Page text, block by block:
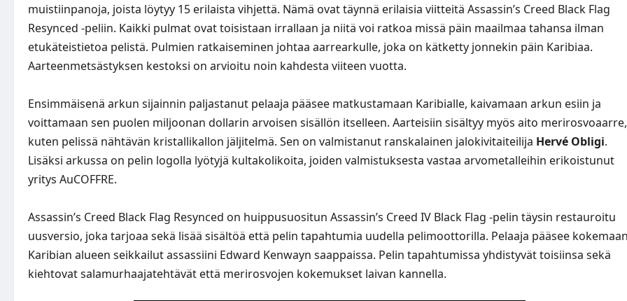
muistiinpanoja, joista löytyy 15 erilaista vihjettä. Nämä ovat täynnä erilaisia viitteitä Assassin’s Creed Black Flag
Resynced -peliin. Kaikki pulmat ovat toisistaan irrallaan ja niitä voi ratkoa missä päin maailmaa tahansa ilman
etukäteistietoa pelistä. Pulmien ratkaiseminen johtaa aarrearkulle, joka on kätketty jonnekin päin Karibiaa.
Aarteenmetsästyksen kestoksi on arvioitu noin kahdesta viiteen vuotta.
Ensimmäisenä arkun sijainnin paljastanut pelaaja pääsee matkustamaan Karibialle, kaivamaan arkun esiin ja
voittamaan sen puolen miljoonan dollarin arvoisen sisällön itselleen. Aarteisiin sisältyy myös aito merirosvoaarre,
kuten pelissä nähtävän kristallikallon jäljitelmä. Sen on valmistanut ranskalainen jalokivitaiteilija Hervé Obligi.
Lisäksi arkussa on pelin logolla lyötyjä kultakolikoita, joiden valmistuksesta vastaa arvometalleihin erikoistunut
yritys AuCOFFRE.
Assassin’s Creed Black Flag Resynced on huippusuositun Assassin’s Creed IV Black Flag -pelin täysin restauroitu
uusversio, joka tarjoaa sekä lisää sisältöä että pelin tapahtumia uudella pelimoottorilla. Pelaaja pääsee
Karibian alueen seikkailut assassiini Edward Kenwayn saappaissa. Pelin tapahtumissa yhdistyvät toisiinsa sekä
kiehtovat salamurhaajatehtävät että merirosvojen kokemukset laivan kannella.